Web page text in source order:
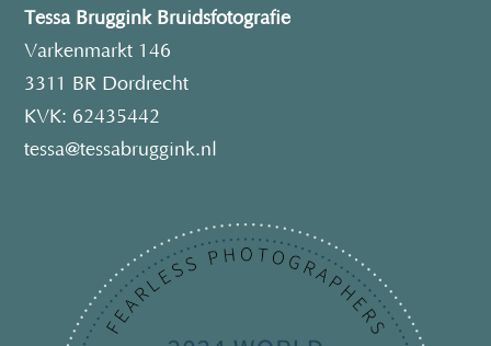
Tessa Bruggink Bruidsfotografie
Varkenmarkt 146
3311 BR Dordrecht
KVK: 62435442
tessa@tessabruggink.nl